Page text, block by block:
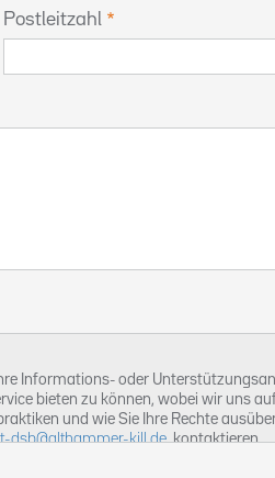
Postleitzahl
Informations- oder
bieten zu können, wobei wir uns
und wie Sie Ihre Rechte
dsb@althammer-kill.de. kontaktieren.